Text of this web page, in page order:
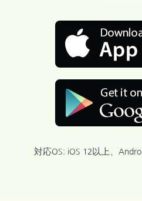
対応OS: iOS 12以上、